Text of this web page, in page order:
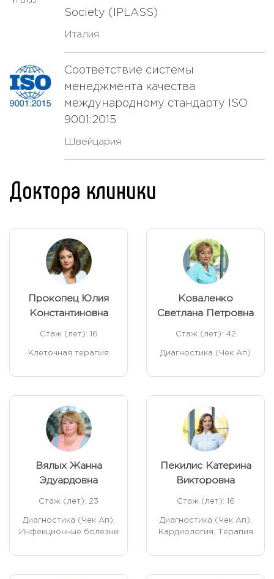
Society (IPLASS)
Италия
Соответствие системы
менеджмента качества
международному стандарту ISO
9001:2015
Швейцария
Доктора клиники
Прокопец Юлия
Константиновна
Стаж (лет): 16
Клеточная терапия
Коваленко
Светлана Петровна
Стаж (лет): 42
Диагностика (Чек Ап)
Вялых Жанна
Эдуардовна
Стаж (лет): 23
Диагностика (Чек Ап),
Инфекционные болезни
Пекилис Катерина
Викторовна
Стаж (лет): 16
Диагностика (Чек Ап),
Кардиология, Терапия